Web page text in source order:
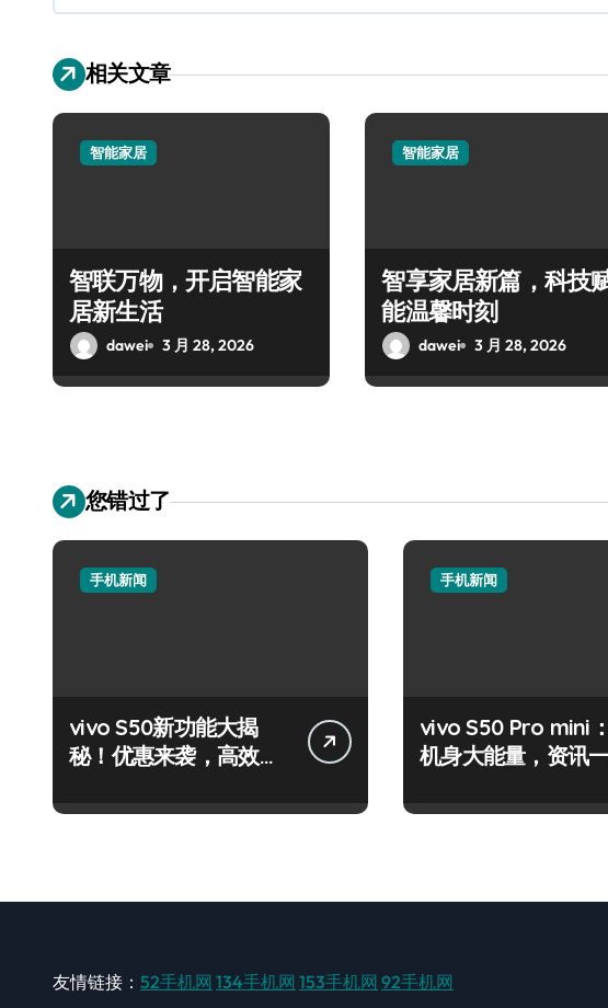
相关文章
智能家居
智联万物，开启智能家
居新生活
dawei 3 月 28, 2026
智能家居
智享家居新篇，科技
能温馨时刻
dawei 3 月 28, 2026
您错过了
手机新闻
vivo S50新功能大揭
秘！优惠来袭，高效玩
手机新闻
vivo S50 Pro mini
机身大能量，资讯一
友情链接： 52手机网 134手机网 153手机网 92手机网